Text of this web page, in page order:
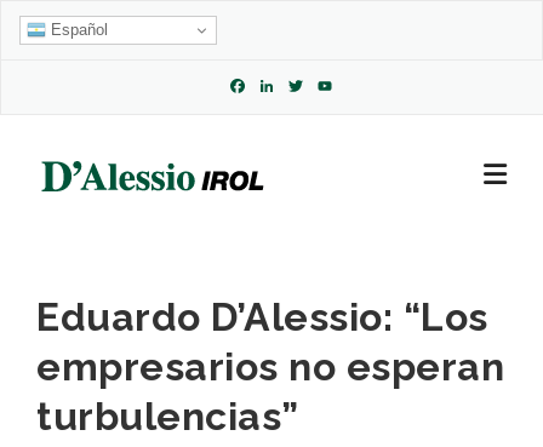
Skip
Español
Facebook
LinkedIn
Twitter
Eduardo D’Alessio: “Los
empresarios no esperan
turbulencias”